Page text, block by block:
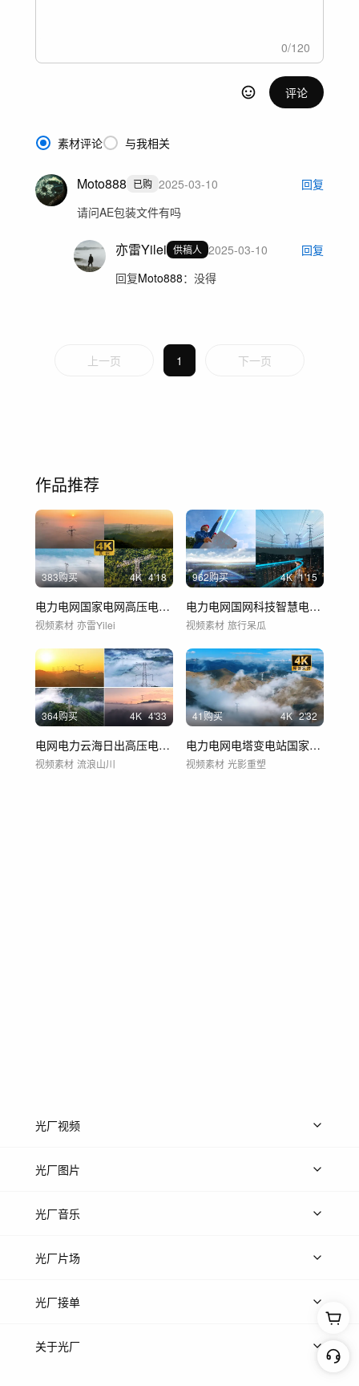
0/120
评论
素材评论 与我相关
Moto888 已购 2025-03-10
回复
请问AE包装文件有吗
亦雷Yilei 供稿人 2025-03-10
回复
回复Moto888： 没得
上一页 1 下一页
作品推荐
383购买 4K 4'18
电力电网国家电网高压电塔供电发电
视频素材 亦雷Yilei
962购买 4K 1'15
电力电网国网科技智慧电塔能源电站电供电
视频素材 旅行呆瓜
364购买 4K 4'33
电网电力云海日出高压电塔航拍
视频素材 流浪山川
41购买 4K 2'32
电力电网电塔变电站国家电网特高压
视频素材 光影重塑
光厂视频
上传视频
光厂图片
上传图片
光厂音乐
热门音乐
光厂片场
上传案例
光厂接单
上架服务
关于光厂